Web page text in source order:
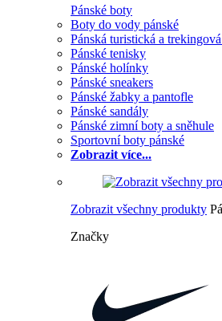
Pánské boty
Boty do vody pánské
Pánská turistická a
Pánské tenisky
Pánské holínky
Pánské sneakers
Pánské žabky a pantofle
Pánské sandály
Pánské zimní boty a sněhule
Sportovní boty pánské
Zobrazit více...
Zobrazit všechny produkty
Značky